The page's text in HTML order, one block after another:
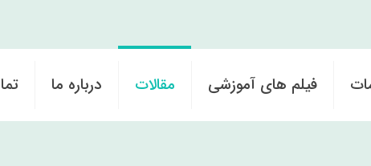
فیلم های آموزشی مقالات درباره ما